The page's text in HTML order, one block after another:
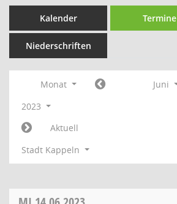
Kalender Termine
Niederschriften
Monat
Juni
2023
Aktuell
Stadt Kappeln